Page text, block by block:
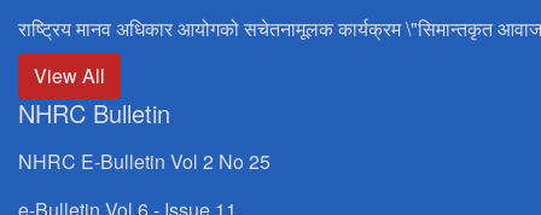
राष्ट्रिय मानव अधिकार आयोगको सचेतनामूलक कार्यक्रम \"सिमान्तकृत
View All
NHRC Bulletin
NHRC E-Bulletin Vol 2 No 25